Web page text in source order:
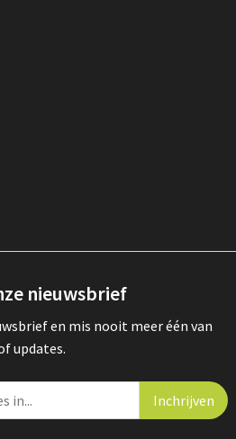
nieuwsbrief
en mis nooit meer één van
updates.